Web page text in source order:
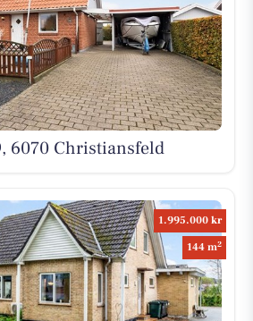
6070 Christiansfeld
1.995.000 kr
144 m2